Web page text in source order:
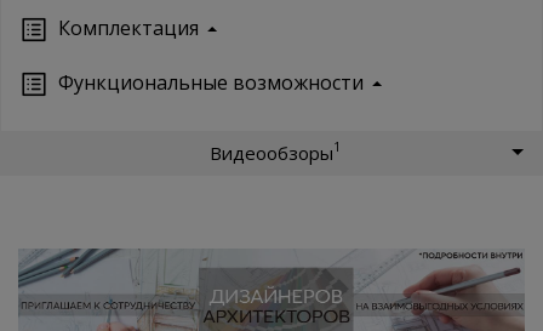
Кoмплектация
Функциональные возможности
Видеообзоры1